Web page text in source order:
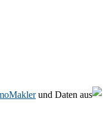
und Daten aus